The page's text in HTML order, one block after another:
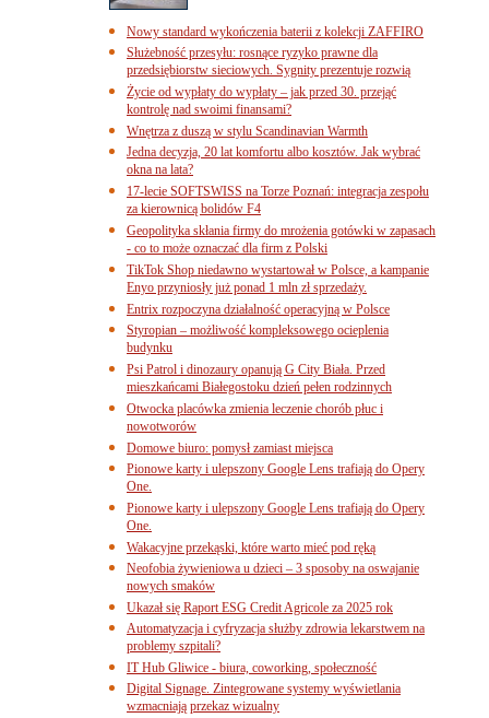
Nowy standard wykończenia baterii z kolekcji ZAFFIRO
Służebność przesyłu: rosnące ryzyko prawne dla
przedsiębiorstw sieciowych. Sygnity prezentuje rozwią
Życie od wypłaty do wypłaty – jak przed 30. przejąć
kontrolę nad swoimi finansami?
Wnętrza z duszą w stylu Scandinavian Warmth
Jedna decyzja, 20 lat komfortu albo kosztów. Jak wybrać
okna na lata?
17-lecie SOFTSWISS na Torze Poznań: integracja zespołu
za kierownicą bolidów F4
Geopolityka skłania firmy do mrożenia gotówki w zapasach
- co to może oznaczać dla firm z Polski
TikTok Shop niedawno wystartował w Polsce, a kampanie
Enyo przyniosły już ponad 1 mln zł sprzedaży.
Entrix rozpoczyna działalność operacyjną w Polsce
Styropian – możliwość kompleksowego ocieplenia
budynku
Psi Patrol i dinozaury opanują G City Biała. Przed
mieszkańcami Białegostoku dzień pełen rodzinnych
Otwocka placówka zmienia leczenie chorób płuc i
nowotworów
Domowe biuro: pomysł zamiast miejsca
Pionowe karty i ulepszony Google Lens trafiają do Opery
One.
Pionowe karty i ulepszony Google Lens trafiają do Opery
One.
Wakacyjne przekąski, które warto mieć pod ręką
Neofobia żywieniowa u dzieci – 3 sposoby na oswajanie
nowych smaków
Ukazał się Raport ESG Credit Agricole za 2025 rok
Automatyzacja i cyfryzacja służby zdrowia lekarstwem na
problemy szpitali?
IT Hub Gliwice - biura, coworking, społeczność
Digital Signage. Zintegrowane systemy wyświetlania
wzmacniają przekaz wizualny